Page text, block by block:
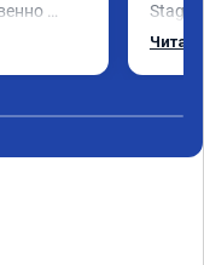
при
Stage
с